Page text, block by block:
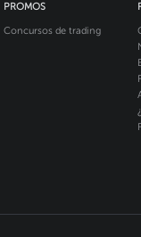
PROMOS
Concursos de trading